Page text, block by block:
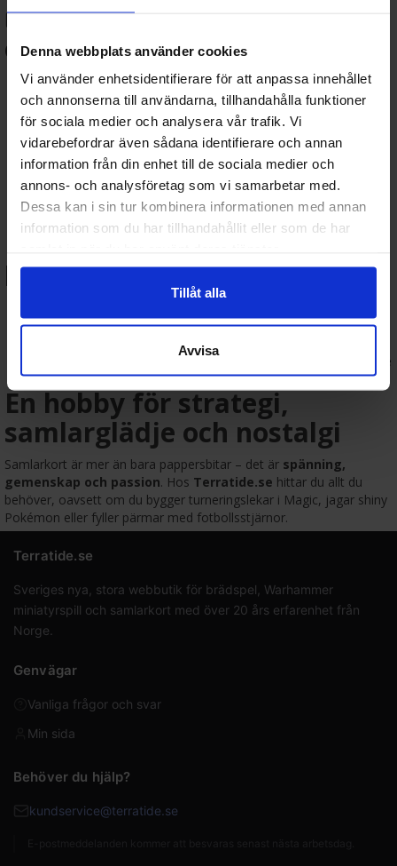
Denna webbplats använder cookies
Vi använder enhetsidentifierare för att anpassa innehållet
och annonserna till användarna, tillhandahålla funktioner
för sociala medier och analysera vår trafik. Vi
vidarebefordrar även sådana identifierare och annan
information från din enhet till de sociala medier och
annons- och analysföretag som vi samarbetar med.
Dessa kan i sin tur kombinera informationen med annan
information som du har tillhandahållit eller som de har
Tillåt alla
Avvisa
📦 Tillbehör för kortsamling
och spel:
Kortskydd (sleeves): Standard och japansk storlek från
Dragon Shield, Ultra Pro m.fl.
Pärmar och förvaring: Skydda och organisera din samling
på ett stilrent sätt.
Deckboxar & playmats: För dig som vill spela med stil och
struktur.
Samlarlådor & displayförvaring: Perfekt för dyra,
graderade eller ovanliga kort.
hos Terratide.se:
🎲Brett sortimentav populära och nya TCG-er
Högkvalitativa tillbehör
Utmärkta presentidéertill barn, ungdomar och samlare
En hobby för strategi,
samlarglädje och nostalgi
Samlarkort är mer än bara pappersbitar – det är spänning,
gemenskap och passion. Hos Terratide.se hittar du allt du
behöver, oavsett om du bygger turneringslekar i Magic, jagar shiny
Pokémon eller fyller pärmar med fotbollsstjärnor.
Terratide.se
Sveriges nya, stora webbutik för brädspel, Warhammer
miniatyrspill och samlarkort med över 20 års erfarenhet från
Norge.
Genvägar
Vanliga frågor och svar
Min sida
Behöver du hjälp?
kundservice@terratide.se